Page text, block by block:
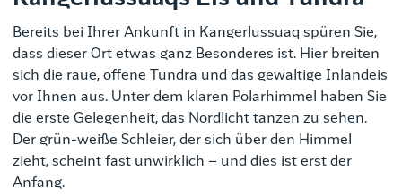
Bereits bei Ihrer Ankunft in Kangerlussuaq spüren Sie,
dass dieser Ort etwas ganz Besonderes ist. Hier breiten
sich die raue, offene Tundra und das gewaltige Inlandeis
vor Ihnen aus. Unter dem klaren Polarhimmel haben Sie
die erste Gelegenheit, das Nordlicht tanzen zu sehen.
Der grün-weiße Schleier, der sich über den Himmel
zieht, scheint fast unwirklich – und dies ist erst der
Anfang.